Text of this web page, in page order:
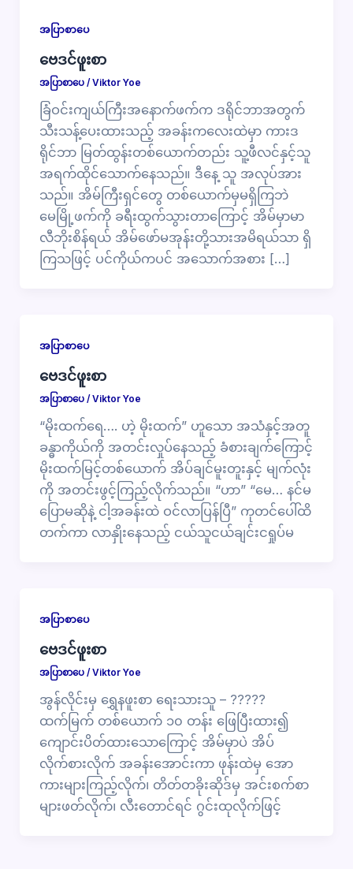
အပြာစာပေ
ဗေဒင်ဖူးစာ
အပြာစာပေ/Viktor Yoe
ခြံဝင်းကျယ်ကြီးအနောက်ဖက်က ဒရိုင်ဘာအတွက်
သီးသန့်ပေးထားသည့် အခန်းကလေးထဲမှာ ကားဒ
ရိုင်ဘာ မြတ်ထွန်းတစ်ယောက်တည်း သူ့ဖီလင်နှင့်သူ
အရက်ထိုင်သောက်နေသည်။ ဒီနေ့ သူ အလုပ်အား
သည်။ အိမ်ကြီးရှင်တွေ တစ်ယောက်မှမရှိကြဘဲ
မေမြို့ဖက်ကို ခရီးထွက်သွားတာကြောင့် အိမ်မှာမာ
လီဘိုးစိန်ရယ် အိမ်ဖော်မအုန်းတို့သားအမိရယ်သာ ရှိ
ကြသဖြင့် ပင်ကိုယ်ကပင် အသောက်အစား […]
အပြာစာပေ
ဗေဒင်ဖူးစာ
အပြာစာပေ/Viktor Yoe
“မိုးထက်ရေ…. ဟဲ့ မိုးထက်” ဟူသော အသံနှင့်အတူ
ခန္ဓာကိုယ်ကို အတင်းလှုပ်နေသည့် ခံစားချက်ကြောင့်
မိုးထက်မြင့်တစ်ယောက် အိပ်ချင်မူးတူးနှင့် မျက်လုံး
ကို အတင်းဖွင့်ကြည့်လိုက်သည်။ “ဟာ” “မေ… နင်မ
ပြောမဆိုနဲ့ ငါ့အခန်းထဲ ဝင်လာပြန်ပြီ” ကုတင်ပေါ်ထိ
တက်ကာ လာနှိုးနေသည့် ငယ်သူငယ်ချင်းငရှုပ်မ
အပြာစာပေ
ဗေဒင်ဖူးစာ
အပြာစာပေ/Viktor Yoe
အွန်လိုင်းမှ ရွှေနဖူးစာ ရေးသားသူ – ?????
ထက်မြက် တစ်ယောက် ၁၀ တန်း ဖြေပြီးထား၍
ကျောင်းပိတ်ထားသောကြောင့် အိမ်မှာပဲ အိပ်
လိုက်စားလိုက် အခန်းအောင်းကာ ဖုန်းထဲမှ အော
ကားများကြည့်လိုက်၊ တိတ်တခိုးဆိုဒ်မှ အင်းစက်စာ
များဖတ်လိုက်၊ လီးတောင်ရင် ဂွင်းထုလိုက်ဖြင့်